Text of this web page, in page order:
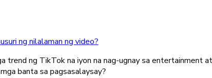
ng nilalaman ng video?
trend ng TikTok na iyon na nag-ugnay sa entertainment
banta sa pagsasalaysay?